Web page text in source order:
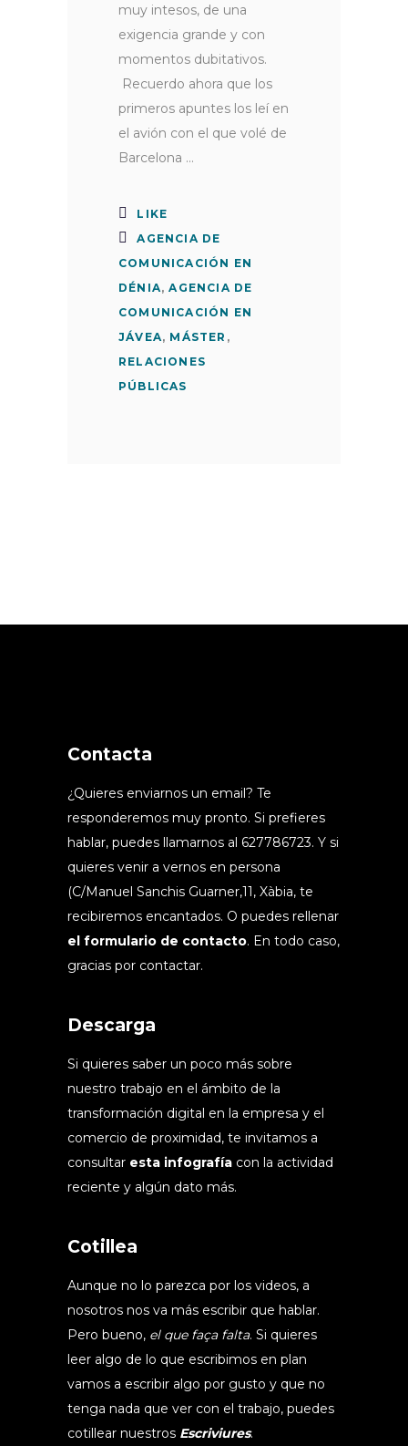
muy intesos, de una
exigencia grande y con
momentos dubitativos.
Recuerdo ahora que los
primeros apuntes los leí en
el avión con el que volé de
Barcelona
LIKE
AGENCIA DE
COMUNICACIÓN EN
DÉNIA,AGENCIA DE
COMUNICACIÓN EN
JÁVEA, MÁSTER ,
RELACIONES
PÚBLICAS
Contacta
¿Quieres enviarnos un email? Te
responderemos muy pronto. Si prefieres
hablar, puedes llamarnos al 627786723. Y si
quieres venir a vernos en persona
(C/Manuel Sanchis Guarner,11, Xàbia, te
recibiremos encantados. O puedes rellenar
el formulario de contacto. En todo caso,
gracias por contactar.
Descarga
Si quieres saber un poco más sobre
nuestro trabajo en el ámbito de la
transformación digital en la empresa y el
comercio de proximidad, te invitamos a
consultar esta infografía con la actividad
reciente y algún dato más.
Cotillea
Aunque no lo parezca por los videos, a
nosotros nos va más escribir que hablar.
Pero bueno, el que faça falta. Si quieres
leer algo de lo que escribimos en plan
vamos a escribir algo por gusto y que no
tenga nada que ver con el trabajo, puedes
cotillear nuestros Escriviures.